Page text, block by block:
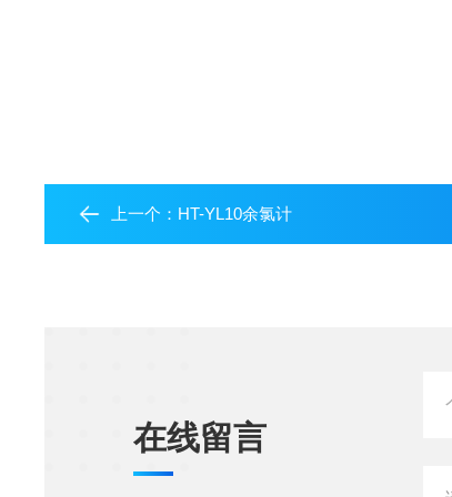
上一个： HT-YL10余氯计
在线留言